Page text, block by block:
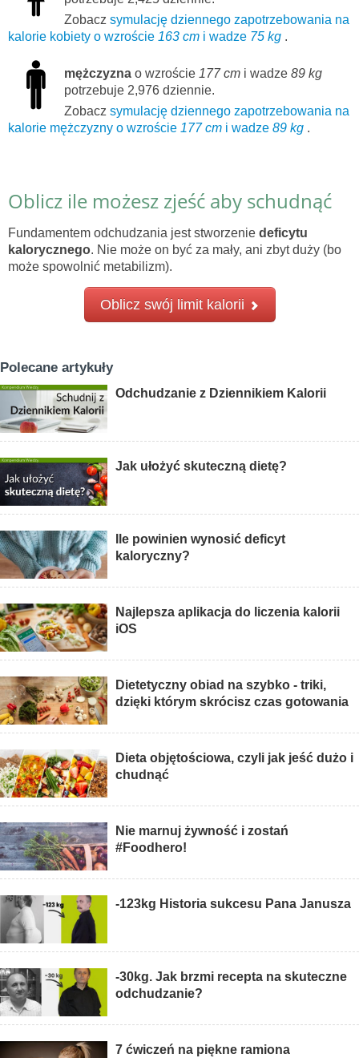
Zobacz symulację dziennego zapotrzebowania na
kalorie kobiety o wzroście 163 cm i wadze 75 kg .
mężczyzna o wzroście 177 cm i wadze 89 kg
potrzebuje 2,976 dziennie.
Zobacz symulację dziennego zapotrzebowania na
kalorie mężczyzny o wzroście 177 cm i wadze 89 kg .
Oblicz ile możesz zjeść aby schudnąć
Fundamentem odchudzania jest stworzenie deficytu
kalorycznego. Nie może on być za mały, ani zbyt duży (bo
może spowolnić metabilizm).
Oblicz swój limit kalorii
Polecane artykuły
Odchudzanie z Dziennikiem Kalorii
Jak ułożyć skuteczną dietę?
Ile powinien wynosić deficyt
kaloryczny?
Najlepsza aplikacja do liczenia kalorii
iOS
Dietetyczny obiad na szybko - triki,
dzięki którym skrócisz czas gotowania
Dieta objętościowa, czyli jak jeść dużo i
chudnąć
Nie marnuj żywność i zostań
#Foodhero!
-123kg Historia sukcesu Pana Janusza
-30kg. Jak brzmi recepta na skuteczne
odchudzanie?
7 ćwiczeń na piękne ramiona